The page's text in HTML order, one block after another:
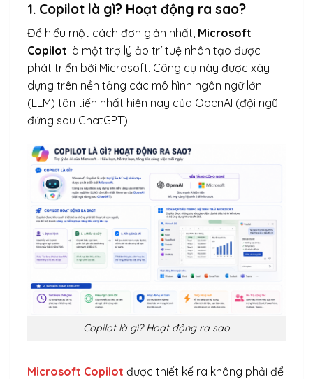
1. Copilot là gì? Hoạt động ra sao?
Để hiểu một cách đơn giản nhất, Microsoft
Copilot là một trợ lý ảo trí tuệ nhân tạo được
phát triển bởi Microsoft. Công cụ này được xây
dựng trên nền tảng các mô hình ngôn ngữ lớn
(LLM) tân tiến nhất hiện nay của OpenAI (đội ngũ
đứng sau ChatGPT).
Copilot là gì? Hoạt động ra sao
Microsoft Copilot được thiết kế ra không phải để